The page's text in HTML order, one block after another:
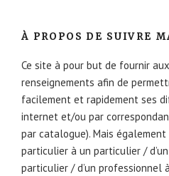
À PROPOS DE SUIVRE
Ce site à pour but de fournir
renseignements afin de
facilement et rapidement ses
internet et/ou par
par catalogue). Mais également
particulier à un particulier /
particulier / d’un professionnel